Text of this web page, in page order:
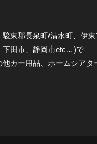
東郡長泉町/清水町、伊東
下田市、静岡市etc…)で
カー用品、ホームシアタ